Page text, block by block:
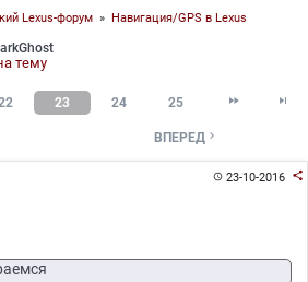
Lexus-форум » Навигация/GPS в Lexus
тему
23 24 25  
ВПЕРЕД 
23-10-2016 